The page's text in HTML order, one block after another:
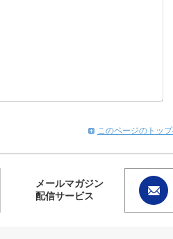
このページのトッ
メールマガジン
配信サービス